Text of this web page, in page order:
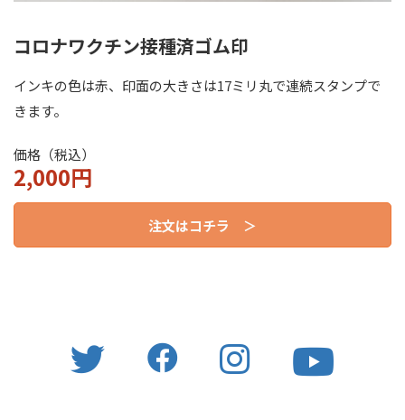
コロナワクチン接種済ゴム印
インキの色は赤、印面の大きさは17ミリ丸で連続スタンプで
きます。
価格（税込）
2,000円
注文はコチラ ＞